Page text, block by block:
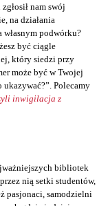
nam swój
na działania
podwórku?
być ciągle
który siedzi przy
może być w Twojej
Polecamy
inwigilacja z
bibliotek
nią setki studentów,
pasjonaci, samodzielni